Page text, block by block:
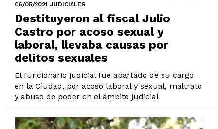
06/05/2021 JUDICIALES
Destituyeron al fiscal Julio
Castro por acoso sexual y
laboral, llevaba causas por
delitos sexuales
El funcionario judicial fue apartado de su cargo
en la Ciudad, por acoso laboral y sexual, maltrato
y abuso de poder en el ámbito judicial